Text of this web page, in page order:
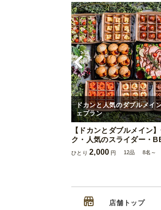
ドカンと人気のダブルメイ
ェプラン
【ドカンとダブルメイン
ク・人気のスライダー・
ひとり 2,000 円 12品 8名～
店舗トップ